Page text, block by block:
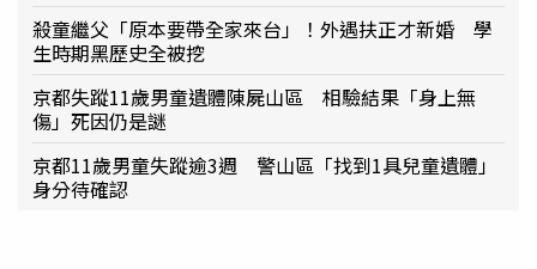
殺童繼父「原本要帶全家來台」！外遇扶正才新婚 學
生時期黑歷史全被挖
京都失蹤11歲男童遺體陳屍山區 相驗結果「身上無
傷」死因仍是謎
京都11歲男童失蹤逾3週 警山區「找到1具兒童遺體」
身分待確認